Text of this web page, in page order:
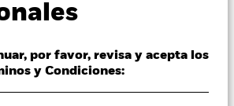
por favor, revisa y acepta los
y Condiciones: